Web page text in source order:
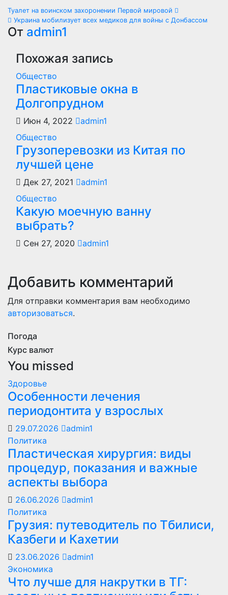
Навигация
по
записям
Туалет на воинском захоронении Первой мировой
Украина мобилизует всех медиков для войны с Донбассом
От admin1
Похожая запись
Общество
Пластиковые окна в
Долгопрудном
Июн 4, 2022
admin1
Общество
Грузоперевозки из Китая по
лучшей цене
Дек 27, 2021
admin1
Общество
Какую моечную ванну
выбрать?
Сен 27, 2020 admin1
Добавить комментарий
Для отправки комментария вам необходимо
авторизоваться.
Погода
Курс валют
You missed
Здоровье
Особенности лечения
периодонтита у взрослых
29.07.2026
admin1
Политика
Пластическая хирургия: виды
процедур, показания и важные
аспекты выбора
26.06.2026
admin1
Политика
Грузия: путеводитель по Тбилиси,
Казбеги и Кахетии
23.06.2026
admin1
Экономика
Что лучше для накрутки в ТГ: